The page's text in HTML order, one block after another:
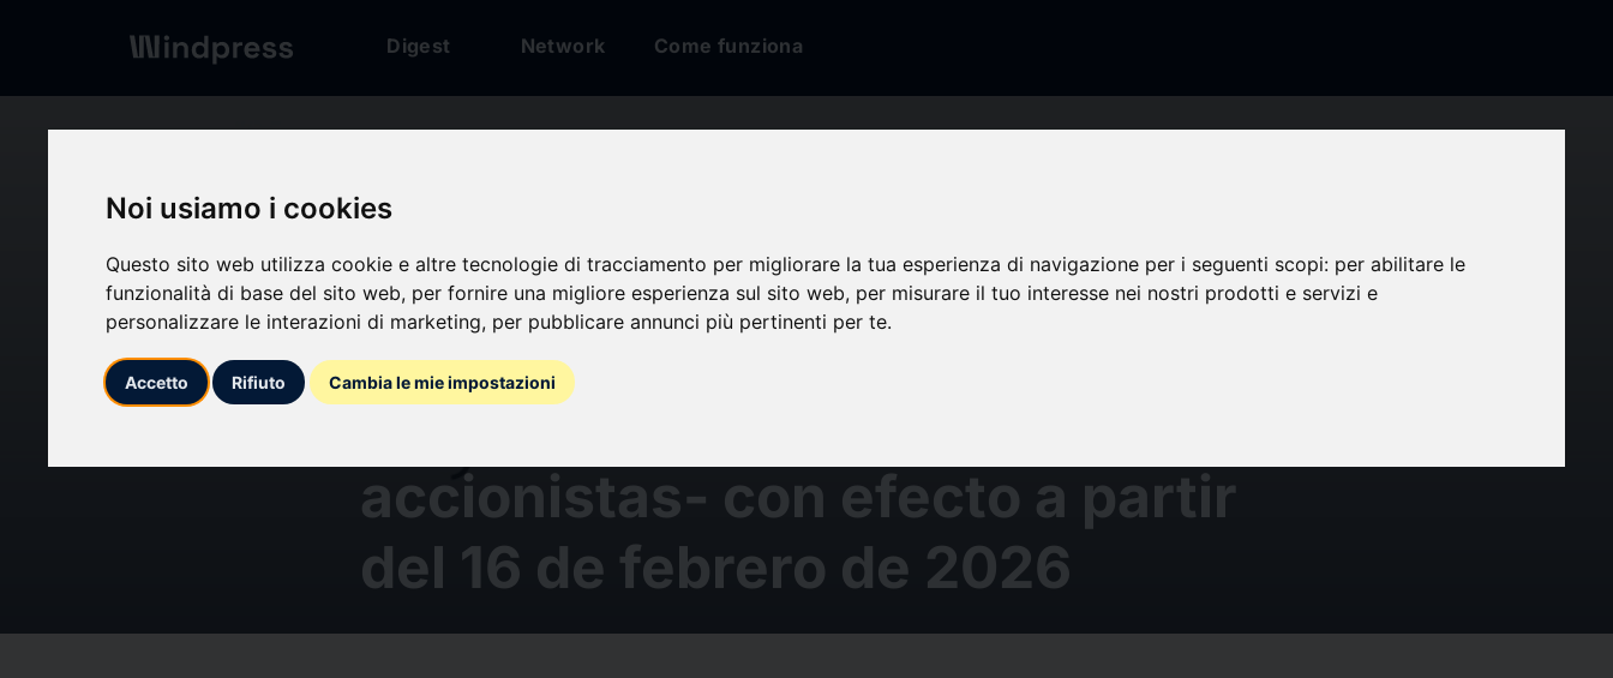
Noi usiamo i cookies
Questo sito web utilizza cookie e altre tecnologie di tracciamento per migliorare la tua esperienza di navigazione per i seguenti scopi: per abilitare le
funzionalità di base del sito web, per fornire una migliore esperienza sul sito web, per misurare il tuo interesse nei nostri prodotti e servizi e
personalizzare le interazioni di marketing, per pubblicare annunci più pertinenti per te.
Accetto Rifiuto Cambia le mie impostazioni
Digest Network Come funziona
calendar_today16/01/2026
JPMorgan ETFs (Irlanda)
ICAV: Actualización de
suplementos: Aviso a los
accionistas- con efecto a partir
del 16 de febrero de 2026